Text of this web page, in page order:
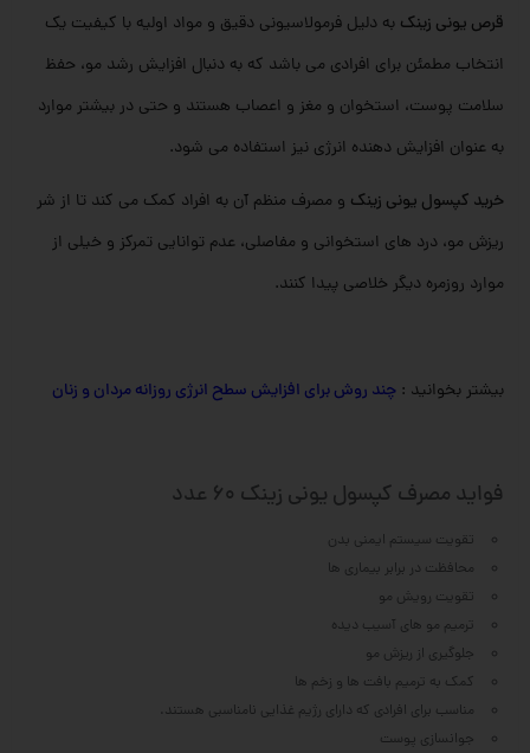
قرص یونی زینک به دلیل فرمولاسیونی دقیق و مواد اولیه با کیفیت یک
انتخاب مطمئن برای افرادی می باشد که به دنبال افزایش رشد مو، حفظ
سلامت پوست، استخوان و مغز و اعصاب هستند و حتی در بیشتر موارد
به عنوان افزایش دهنده انرژی نیز استفاده می شود.
خرید کپسول یونی زینک و مصرف منظم آن به افراد کمک می کند تا از شر
ریزش مو، درد های استخوانی و مفاصلی، عدم توانایی تمرکز و خیلی از
موارد روزمره دیگر خلاصی پیدا کنند.
بیشتر بخوانید : چند روش برای افزایش سطح انرژی روزانه مردان و زنان
فواید مصرف کپسول یونی زینک 60 عدد
تقویت سیستم ایمنی بدن
محافظت در برابر بیماری ها
تقویت رویش مو
ترمیم مو های آسیب دیده
جلوگیری از ریزش مو
کمک به ترمیم بافت ها و زخم ها
مناسب برای افرادی که دارای رژیم غذایی نامناسبی هستند.
جوانسازی پوست